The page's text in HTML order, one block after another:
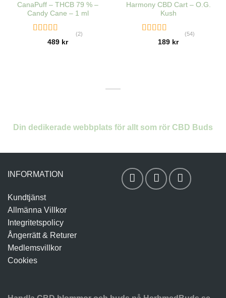
CanaPuff – THCB 79 % –
Candy Cane – 1 ml
Rated5.00
(2)
489 kr
Harmony CBD Cart – O.G.
Kush
Rated
(54)
189 kr
Din dedikerade webbplats för allt som rör CBD Buds
INFORMATION
Kundtjänst
Allmänna Villkor
Integritetspolicy
Ångerrätt & Returer
Medlemsvillkor
Cookies